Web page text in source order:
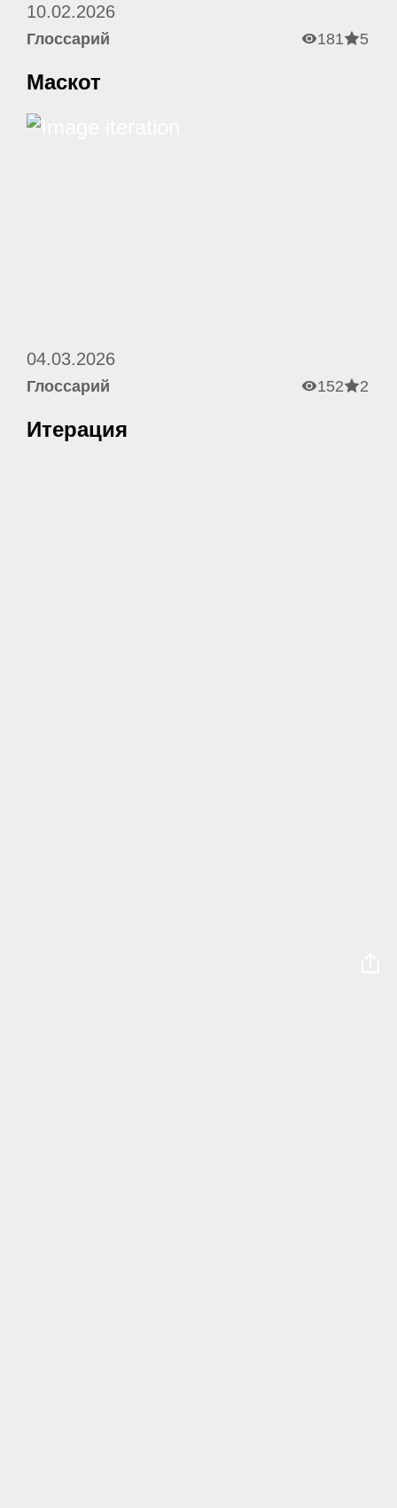
10.02.2026
Глоссарий 181 5
Маскот
04.03.2026
Глоссарий 152 2
Итерация